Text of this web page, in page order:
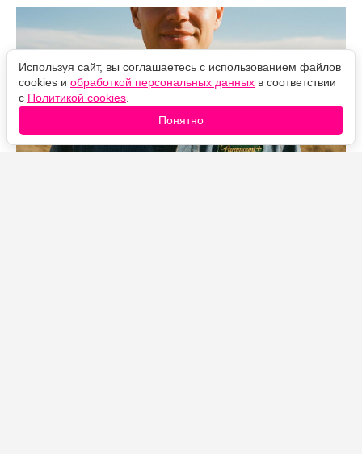
Используя сайт, вы соглашаетесь с использованием файлов
cookies и обработкой персональных данных в соответствии
с Политикой cookies
Понятно